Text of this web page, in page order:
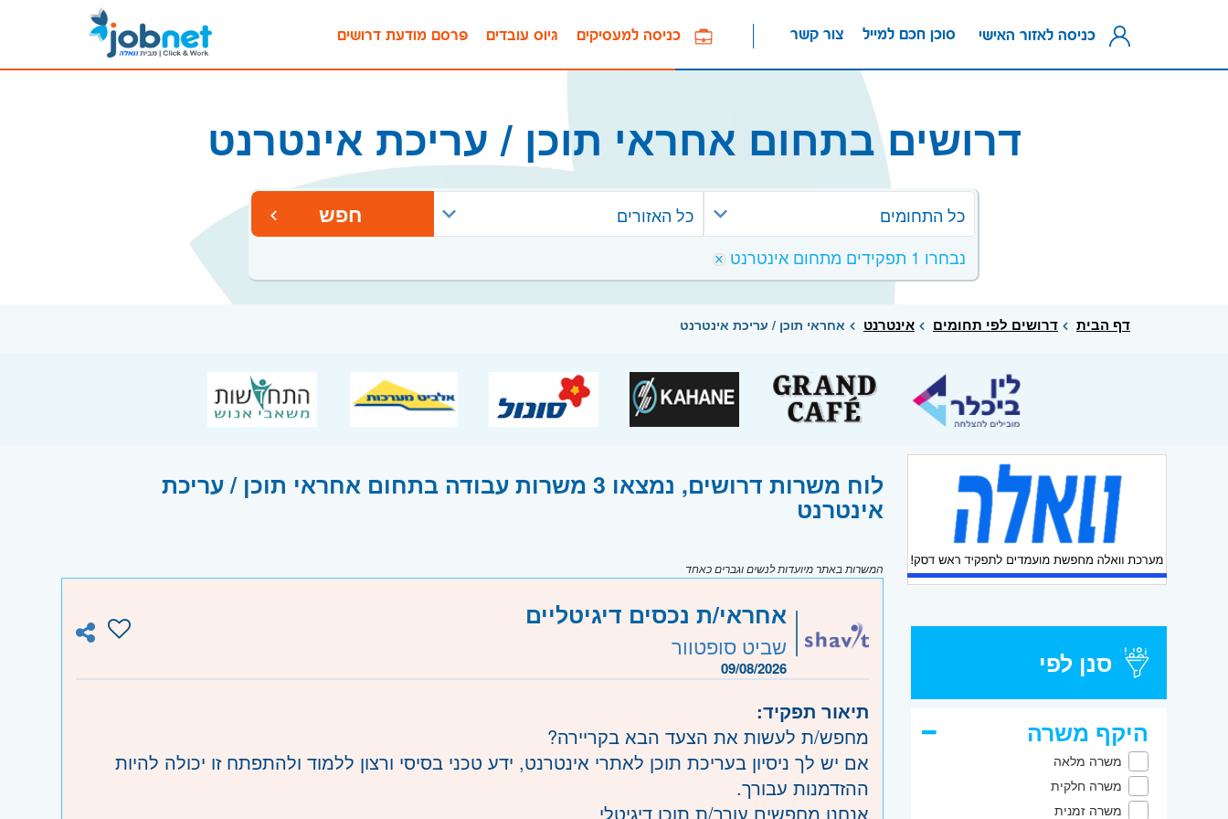
פרסם מודעת דרושים גיוס עובדים כניסה למעסיקים צור קשר סוכן חכם למייל כניסה לאזור האישי
דרושים בתחום אחראי תוכן / עריכת אינטרנט
כל התחומים
כל האזורים
נבחרו 1 תפקידים מתחום אינטרנט
חפש
דף הבית דרושים לפי תחומים אינטרנט אחראי תוכן / עריכת אינטרנט
סנן לפי
היקף משרה
משרה מלאה
משרה חלקית
משרה זמנית
לוח משרות דרושים, נמצאו 3 משרות עבודה בתחום אחראי תוכן / עריכת
אינטרנט
המשרות באתר מיועדות לנשים וגברים כאחד
אחראי/ת נכסים דיגיטליים
שביט סופטוור
09/08/2026
תיאור תפקיד:
מחפש/ת לעשות את הצעד הבא בקריירה?
אם יש לך ניסיון בעריכת תוכן לאתרי אינטרנט, ידע טכני בסיסי ורצון ללמוד ולהתפתח זו יכולה להיות
ההזדמנות עבורך.
אנחנו מחפשים עורך/ת תוכן דיגיטלי